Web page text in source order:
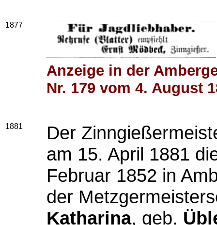
1877
Anzeige in der
Nr. 179 vom 4. August
1881
Der
am 15. April 1881
Februar 1852 in
der
Katharina, geb.